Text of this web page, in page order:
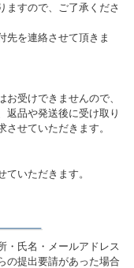
ますので、ご了承くださ
先を連絡させて頂きま
受けできませんので、
返品や発送後に受け取り
せていただきます。
いただきます。
・氏名・メールアドレス
の提出要請があった場合